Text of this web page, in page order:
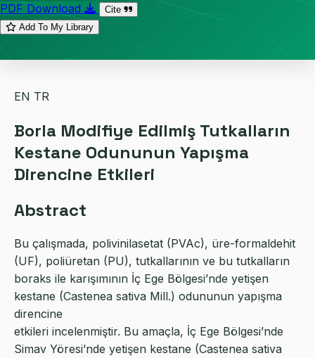
PDF Download
Cite
Add To My Library
EN TR
Borla Modifiye Edilmiş Tutkalların
Kestane Odununun Yapışma
Direncine Etkileri
Abstract
Bu çalışmada, polivinilasetat (PVAc), üre-formaldehit
(UF), poliüretan (PU), tutkallarının ve bu tutkalların
boraks ile karışımının İç Ege Bölgesi’nde yetişen
kestane (Castenea sativa Mill.) odununun yapışma
direncine
etkileri incelenmiştir. Bu amaçla, İç Ege Bölgesi’nde
Simav Yöresi’nde yetişen kestane (Castenea sativa